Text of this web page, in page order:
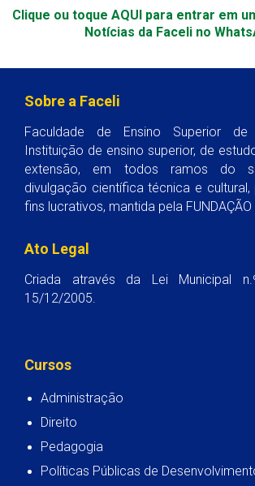
Clique ou toque AQUI para entrar em
Notícias da Faceli no
Sobre a Faceli
Faculdade de Ensino Superior
Instituição de ensino superior, de
extensão, em todos ramos do
divulgação científica técnica e cultural,
fins lucrativos, mantida pela FUNDAÇÃO
Ato Legal
Criada através da Lei Municipal
15/12/2005.
Cursos
Administração
Direito
Pedagogia
Políticas Públicas de